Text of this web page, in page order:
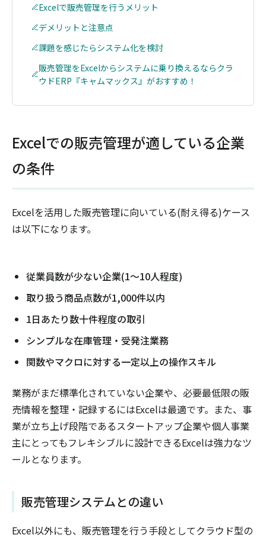
Excelで販売管理を行うメリット
デメリットと注意点
課題を感じたらシステム化を検討
販売管理をExcelからシステムに乗り換えるならクラ
ウドERP『キャムマックス』がおすすめ！
Excelでの販売管理が適している企業
の条件
Excelを活用した販売管理に向いている(耐え得る)ケース
は以下になります。
従業員数が少ない企業(1〜10人程度)
取り扱う商品点数が1,000件以内
1日あたり数十件程度の取引
シンプルな在庫管理・受発注業務
関数やマクロに対する一定以上の操作スキル
業務がまだ標準化されていない企業や、必要最低限の販
売情報を整理・記録するにはExcelは最適です。また、事
業が立ち上げ段階であるスタートアップ企業や個人事業
主にとってもフレキシブルに設計できるExcelは強力なツ
ールとなります。
販売管理システムとの違い
Excel以外にも、販売管理を行う手段としてクラウド型の